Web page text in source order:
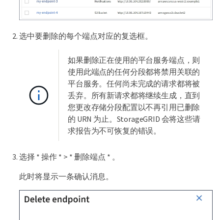
选中要删除的每个端点对应的复选框。
如果删除正在使用的平台服务端点，则
使用此端点的任何分段都将禁用关联的
平台服务。任何尚未完成的请求都将被
丢弃。所有新请求都将继续生成，直到
您更改存储分段配置以不再引用已删除
的 URN 为止。StorageGRID 会将这些请
求报告为不可恢复的错误。
选择 * 操作 * > * 删除端点 * 。
此时将显示一条确认消息。